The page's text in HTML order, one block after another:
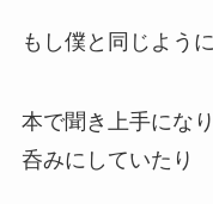
もし僕と同じように
本で聞き上手にな
呑みにしていたり